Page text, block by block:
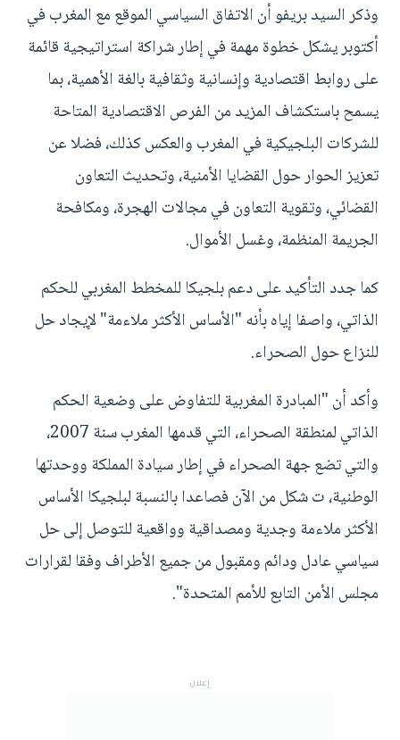
وذكر السيد بريفو أن الاتفاق السياسي الموقع مع المغرب في
أكتوبر يشكل خطوة مهمة في إطار شراكة استراتيجية قائمة
على روابط اقتصادية وإنسانية وثقافية بالغة الأهمية، بما
يسمح باستكشاف المزيد من الفرص الاقتصادية المتاحة
للشركات البلجيكية في المغرب والعكس كذلك، فضلا عن
تعزيز الحوار حول القضايا الأمنية، وتحديث التعاون
القضائي، وتقوية التعاون في مجالات الهجرة، ومكافحة
الجريمة المنظمة، وغسل الأموال.
كما جدد التأكيد على دعم بلجيكا للمخطط المغربي للحكم
الذاتي، واصفا إياه بأنه "الأساس الأكثر ملاءمة" لإيجاد حل
للنزاع حول الصحراء.
وأكد أن "المبادرة المغربية للتفاوض على وضعية الحكم
الذاتي لمنطقة الصحراء، التي قدمها المغرب سنة 2007،
والتي تضع جهة الصحراء في إطار سيادة المملكة ووحدتها
الوطنية، ت شكل من الآن فصاعدا بالنسبة لبلجيكا الأساس
الأكثر ملاءمة وجدية ومصداقية وواقعية للتوصل إلى حل
سياسي عادل ودائم ومقبول من جميع الأطراف وفقا لقرارات
مجلس الأمن التابع للأمم المتحدة".
إعلان